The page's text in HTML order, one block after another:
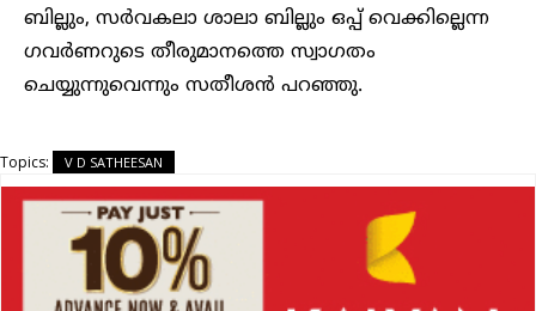
ബില്ലും, സര്‍വകലാ ശാലാ ബില്ലും ഒപ്പ് വെക്കില്ലെന്ന
ഗവര്‍ണറുടെ തീരുമാനത്തെ സ്വാഗതം
ചെയ്യുന്നുവെന്നും സതീശന്‍ പറഞ്ഞു.
Topics: V D SATHEESAN